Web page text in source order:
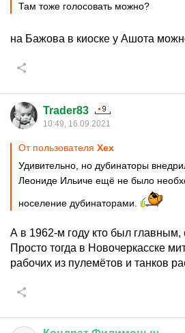
Там тоже голосовать можно?
на Бажова в киоске у Ашота
Trader83
10:49, 16.09.2021
От пользователя Хех
Удивительно, но дубинаторы
Леониде Ильиче ещё не было
носеление дубинаторами.
А в 1962-м году кто был главным,
Просто тогда в Новочеркасске
рабочих из пулемётов и танков